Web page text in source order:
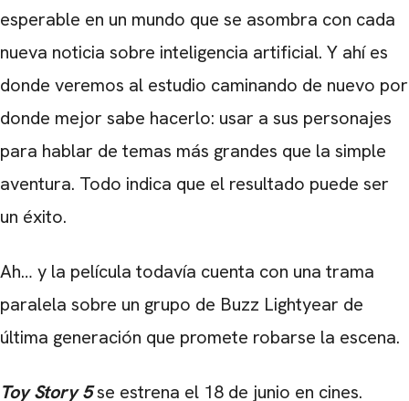
esperable en un mundo que se asombra con cada
nueva noticia sobre inteligencia artificial. Y ahí es
donde veremos al estudio caminando de nuevo por
donde mejor sabe hacerlo: usar a sus personajes
para hablar de temas más grandes que la simple
aventura. Todo indica que el resultado puede ser
un éxito.
Ah… y la película todavía cuenta con una trama
paralela sobre un grupo de Buzz Lightyear de
última generación que promete robarse la escena.
Toy Story 5se estrena el 18 de junio en cines.